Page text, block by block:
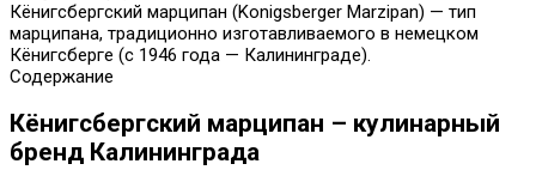
Кёнигсбергский марципан (Konigsberger Marzipan) — тип
марципана, традиционно изготавливаемого в немецком
Кёнигсберге (с 1946 года — Калининграде).
Содержание
Кёнигсбергский марципан – кулинарный
бренд Калининграда